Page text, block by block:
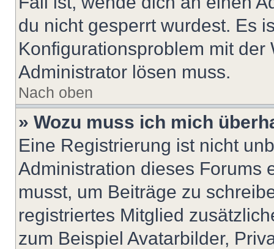
du nicht gesperrt wurdest. Es
Konfigurationsproblem mit
Administrator lösen muss.
Nach oben
» Wozu muss ich mich
Eine Registrierung ist nicht
Administration dieses Forums
musst, um Beiträge zu
registriertes Mitglied
zum Beispiel Avatarbilder,